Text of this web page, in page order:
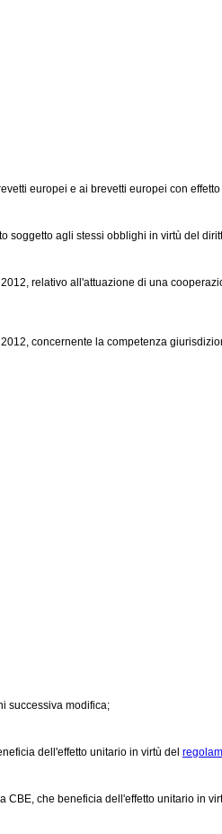
europei e ai brevetti europei con
agli stessi obblighi in virtù del
relativo all'attuazione di una
concernente la competenza
successiva modifica;
dell'effetto unitario in virtù del
che beneficia dell'effetto unitario in